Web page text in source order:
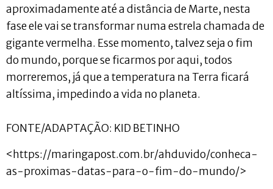
aproximadamente até a distância de Marte, nesta
fase ele vai se transformar numa estrela chamada de
gigante vermelha. Esse momento, talvez seja o fim
do mundo, porque se ficarmos por aqui, todos
morreremos, já que a temperatura na Terra ficará
altíssima, impedindo a vida no planeta.
FONTE/ADAPTAÇÃO: KID BETINHO
<https://maringapost.com.br/ahduvido/conheca-
as-proximas-datas-para-o-fim-do-mundo/>